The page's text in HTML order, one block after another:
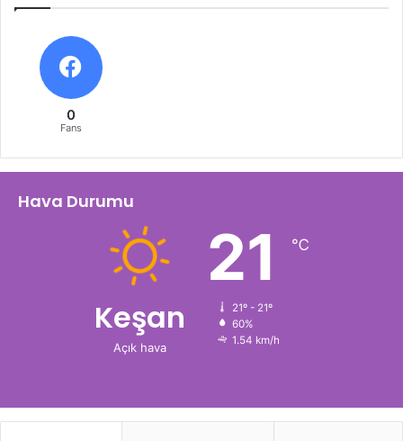
0
Fans
Hava Durumu
Keşan
Açık hava
21 ℃
21º - 21º
60%
1.54 km/h